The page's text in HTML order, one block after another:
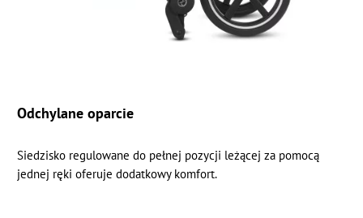
Odchylane oparcie
Siedzisko regulowane do pełnej pozycji leżącej za pomocą
jednej ręki oferuje dodatkowy komfort.